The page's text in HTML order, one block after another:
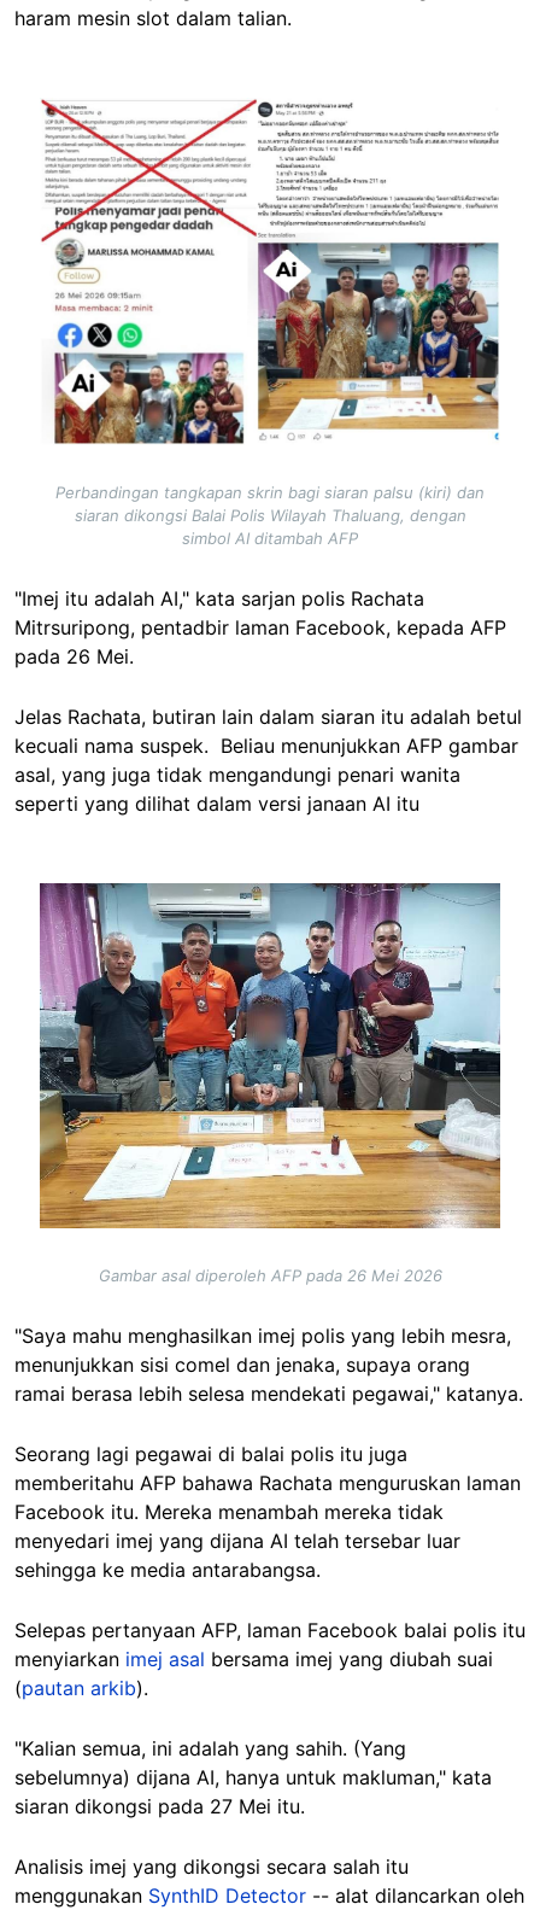
haram mesin slot dalam talian.
Image
Perbandingan tangkapan skrin bagi siaran palsu (kiri) dan
siaran dikongsi Balai Polis Wilayah Thaluang, dengan
simbol AI ditambah AFP
"Imej itu adalah AI," kata sarjan polis Rachata
Mitrsuripong, pentadbir laman Facebook, kepada AFP
pada 26 Mei.
Jelas Rachata, butiran lain dalam siaran itu adalah betul
kecuali nama suspek. Beliau menunjukkan AFP gambar
asal, yang juga tidak mengandungi penari wanita
seperti yang dilihat dalam versi janaan AI itu
Image
Gambar asal diperoleh AFP pada 26 Mei 2026
"Saya mahu menghasilkan imej polis yang lebih mesra,
menunjukkan sisi comel dan jenaka, supaya orang
ramai berasa lebih selesa mendekati pegawai," katanya.
Seorang lagi pegawai di balai polis itu juga
memberitahu AFP bahawa Rachata menguruskan laman
Facebook itu. Mereka menambah mereka tidak
menyedari imej yang dijana AI telah tersebar luar
sehingga ke media antarabangsa.
Selepas pertanyaan AFP, laman Facebook balai polis itu
menyiarkan imej asal bersama imej yang diubah suai
(pautan arkib).
"Kalian semua, ini adalah yang sahih. (Yang
sebelumnya) dijana AI, hanya untuk makluman," kata
siaran dikongsi pada 27 Mei itu.
Analisis imej yang dikongsi secara salah itu
menggunakan SynthID Detector -- alat dilancarkan oleh